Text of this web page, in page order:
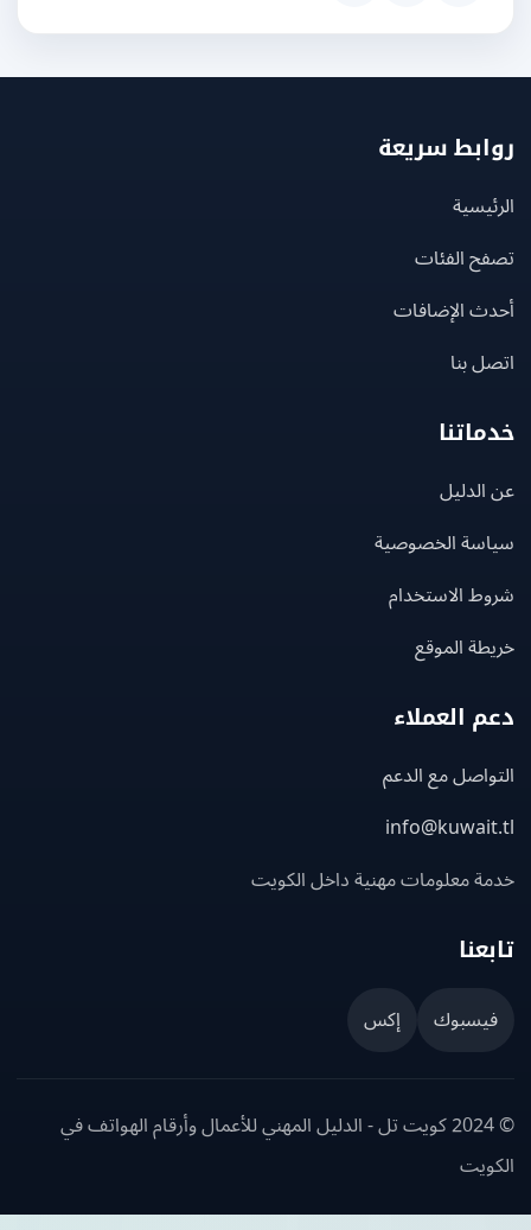
سريعة
الفئات
الإضافات
بنا
الخصوصية
الاستخدام
الموقع
العملاء
مع الدعم
معلومات مهنية داخل الكويت
إكس
© 2024 كويت تل - الدليل المهني للأعمال وأرقام الهواتف في